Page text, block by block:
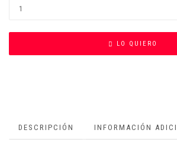
LO QUIERO
DESCRIPCIÓN INFORMACIÓN